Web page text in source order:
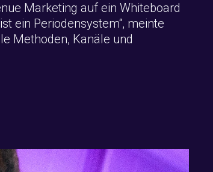
Marketing auf ein Whiteboard
ein Periodensystem“, meinte
Methoden, Kanäle und